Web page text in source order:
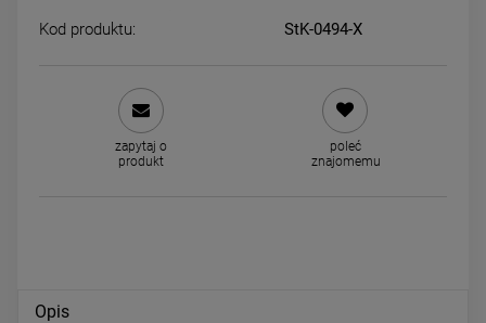
STAL CHIRURGICZNA
serce średnie klasyk 0,8 cm
29,00 zł
Naszyjnik STAL
serce kryształek
39,00 zł
Kod produktu: StK-0494-X
zapytaj o
produkt
poleć
znajomemu
Opis